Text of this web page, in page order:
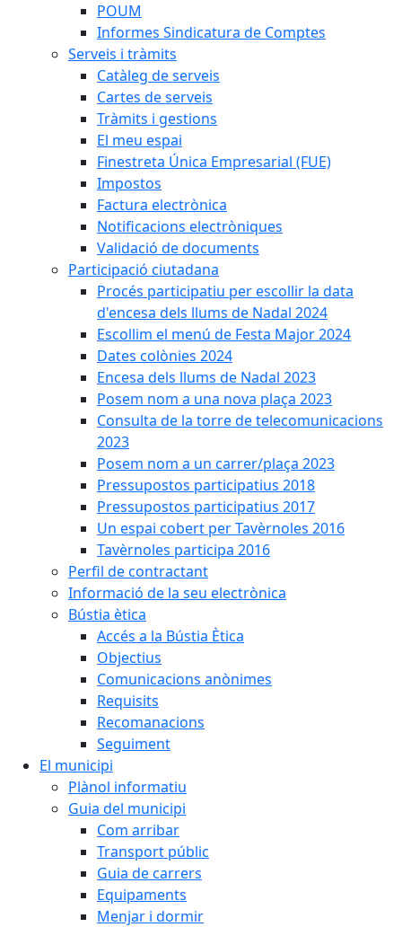
POUM
Informes Sindicatura de Comptes
Serveis i tràmits
Catàleg de serveis
Cartes de serveis
Tràmits i gestions
El meu espai
Finestreta Única Empresarial (FUE)
Impostos
Factura electrònica
Notificacions electròniques
Validació de documents
Participació ciutadana
Procés participatiu per escollir la data
d'encesa dels llums de Nadal 2024
Escollim el menú de Festa Major 2024
Dates colònies 2024
Encesa dels llums de Nadal 2023
Posem nom a una nova plaça 2023
Consulta de la torre de telecomunicacions
2023
Posem nom a un carrer/plaça 2023
Pressupostos participatius 2018
Pressupostos participatius 2017
Un espai cobert per Tavèrnoles 2016
Tavèrnoles participa 2016
Perfil de contractant
Informació de la seu electrònica
Bústia ètica
Accés a la Bústia Ètica
Objectius
Comunicacions anònimes
Requisits
Recomanacions
Seguiment
El municipi
Plànol informatiu
Guia del municipi
Com arribar
Transport públic
Guia de carrers
Equipaments
Menjar i dormir